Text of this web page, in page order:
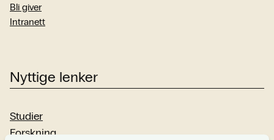
Bli giver
Intranett
Nyttige lenker
Studier
Forskning